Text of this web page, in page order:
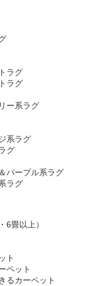
ラグ
ラグ
ー系ラグ
系ラグ
グ
パープル系ラグ
ラグ
6畳以上）
ト
ペット
るカーペット